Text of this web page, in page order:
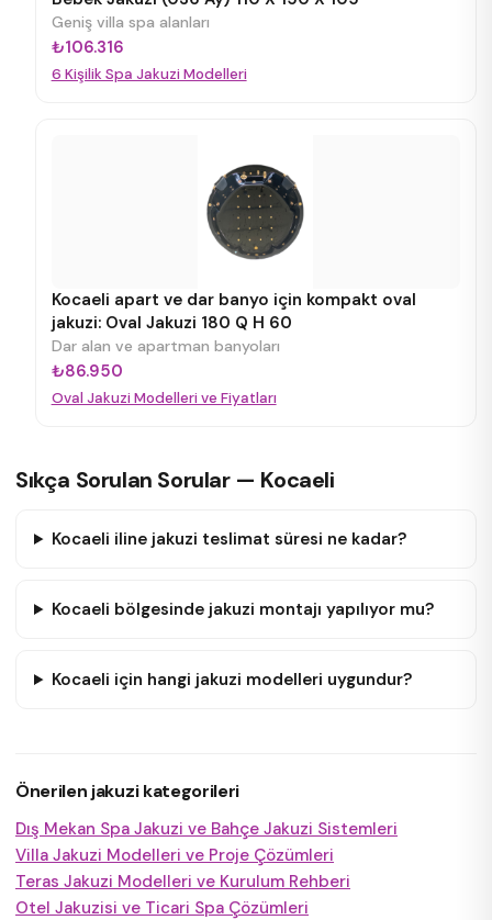
Geniş villa spa alanları
₺106.316
6 Kişilik Spa Jakuzi Modelleri
Kocaeli apart ve dar banyo için kompakt oval
jakuzi: Oval Jakuzi 180 Q H 60
Dar alan ve apartman banyoları
₺86.950
Oval Jakuzi Modelleri ve Fiyatları
Sıkça Sorulan Sorular — Kocaeli
Kocaeli iline jakuzi teslimat süresi ne kadar?
Kocaeli bölgesinde jakuzi montajı yapılıyor mu?
Kocaeli için hangi jakuzi modelleri uygundur?
Önerilen jakuzi kategorileri
Dış Mekan Spa Jakuzi ve Bahçe Jakuzi Sistemleri
Villa Jakuzi Modelleri ve Proje Çözümleri
Teras Jakuzi Modelleri ve Kurulum Rehberi
Otel Jakuzisi ve Ticari Spa Çözümleri